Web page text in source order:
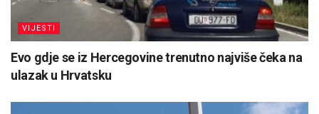
VIJESTI
Evo gdje se iz Hercegovine trenutno najviše čeka na
ulazak u Hrvatsku